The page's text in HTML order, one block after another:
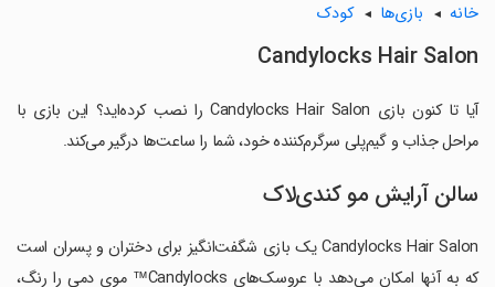
خانه بازی‌ها کودک
Candylocks Hair Salon
آیا تا کنون بازی Candylocks Hair Salon را نصب کرده‌اید؟ این بازی با
مراحل جذاب و گیم‌پلی سرگرم‌کننده خود، شما را ساعت‌ها درگیر می‌کند.
سالن آرایش مو کندی‌لاک
Candylocks Hair Salon یک بازی شگفت‌انگیز برای دختران و پسران است
که به آنها امکان می‌دهد با عروسک‌های Candylocks™ موی دمی را رنگ،